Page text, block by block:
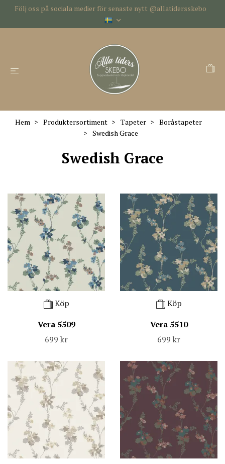
Följ oss på sociala medier för senaste nytt @allatidersskebo
Hem Produktersortiment Tapeter
Boråstapeter
Swedish Grace
Swedish Grace
Köp
Vera 5509
699 kr
Köp
Vera 5510
699 kr